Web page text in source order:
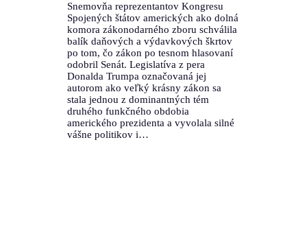
Snemovňa reprezentantov Kongresu
Spojených štátov amerických ako dolná
komora zákonodarného zboru schválila
balík daňových a výdavkových škrtov
po tom, čo zákon po tesnom hlasovaní
odobril Senát. Legislatíva z pera
Donalda Trumpa označovaná jej
autorom ako veľký krásny zákon sa
stala jednou z dominantných tém
druhého funkčného obdobia
amerického prezidenta a vyvolala silné
vášne politikov i…